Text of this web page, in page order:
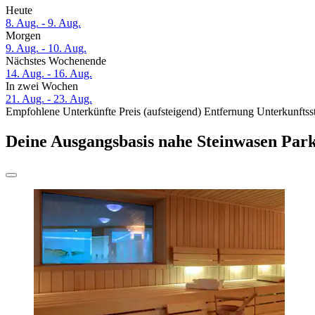
Heute
8. Aug. - 9. Aug.
Morgen
9. Aug. - 10. Aug.
Nächstes Wochenende
14. Aug. - 16. Aug.
In zwei Wochen
21. Aug. - 23. Aug.
Empfohlene Unterkünfte Preis (aufsteigend) Entfernung
Deine Ausgangsbasis nahe Steinwasen